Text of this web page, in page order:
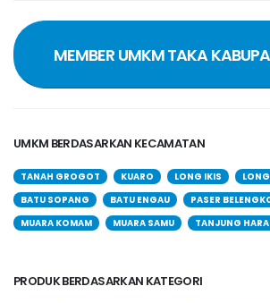
MEMBER UMKM TAKA
UMKM BERDASARKAN KECAMATAN
TANAH GROGOT KUARO LONG IKIS
BATU SOPANG
BATU ENGAU
PASER
MUARA KOMAM
MUARA SAMU TANJUNG
PRODUK BERDASARKAN KATEGORI